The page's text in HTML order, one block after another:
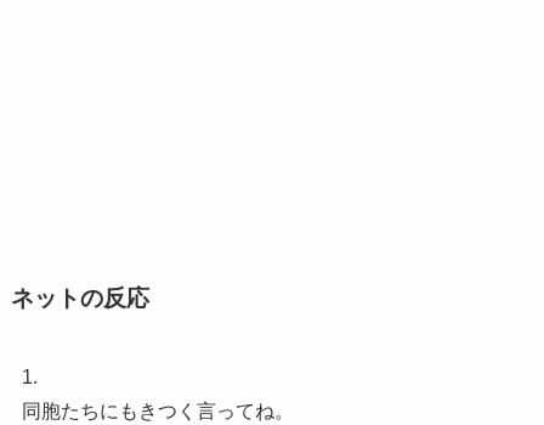
ネットの反応
1.
同胞たちにもきつく言ってね。